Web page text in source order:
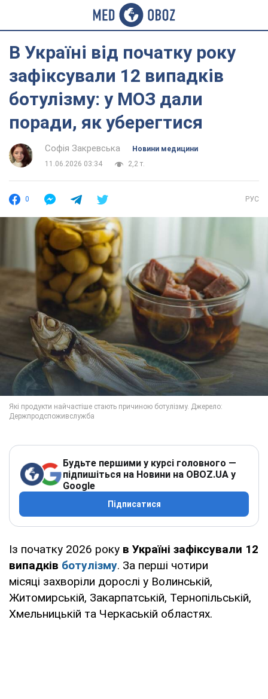
В Україні від початку року
зафіксували 12 випадків
ботулізму: у МОЗ дали
поради, як уберегтися
Софія Закревська
Новини медицини
11.06.2026 03:34
2,2 т.
0 РУС
Будьте першими у курсі головного —
підпишіться на Новини на OBOZ.UA у
Google
Підписатися
Із початку 2026 року в Україні зафіксували 12
випадків ботулізму. За перші чотири
місяці захворіли дорослі у Волинській,
Житомирській, Закарпатській, Тернопільській,
Хмельницькій та Черкаській областях.